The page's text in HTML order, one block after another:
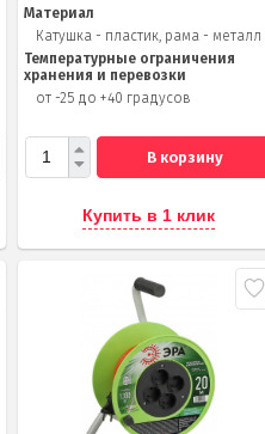
Материал
Катушка - пластик, рама - металл
Температурные ограничения
хранения и перевозки
от -25 до +40 градусов
В корзину
Купить в 1 клик